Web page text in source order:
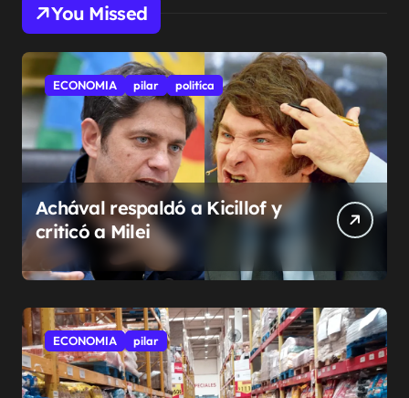
You Missed
ECONOMIA pilar politíca
Achával respaldó a Kicillof y
criticó a Milei
ECONOMIA pilar